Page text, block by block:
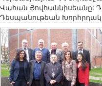
Վահան Յովհաննիսեանը:
Դեսպանութեան